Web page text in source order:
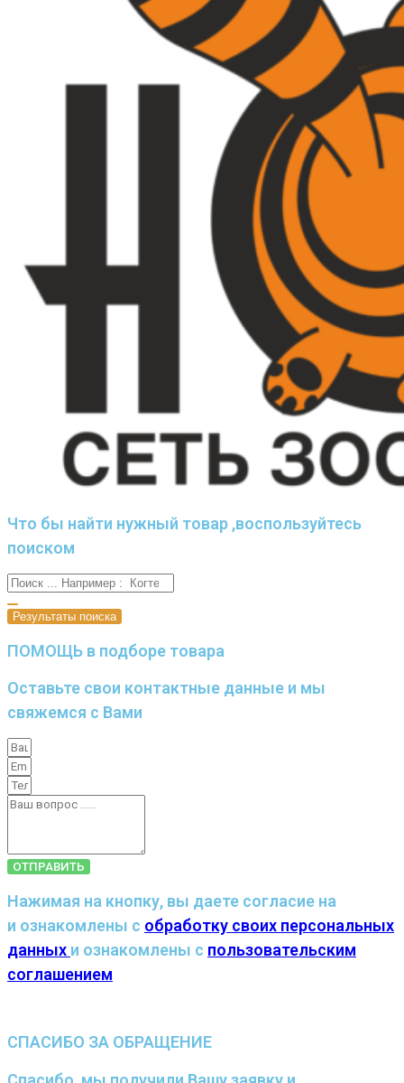
Что бы найти нужный товар ,воспользуйтесь
поиском
Результаты поиска
ПОМОЩЬ в подборе товара
Оставьте свои контактные данные и мы
свяжемся с Вами
ОТПРАВИТЬ
Нажимая на кнопку, вы даете согласие на
и ознакомлены с обработку своих персональных
данных и ознакомлены с пользовательским
соглашением
СПАСИБО ЗА ОБРАЩЕНИЕ